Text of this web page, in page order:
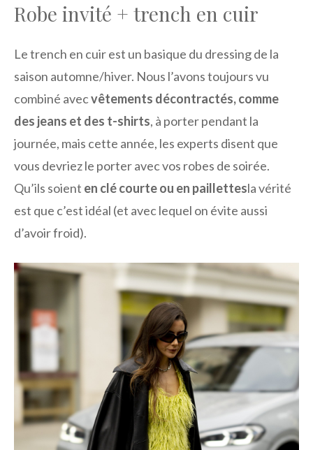
Robe invité + trench en cuir
Le trench en cuir est un basique du dressing de la
saison automne/hiver. Nous l’avons toujours vu
combiné avecvêtements décontractés, comme
des jeans et des t-shirts, à porter pendant la
journée, mais cette année, les experts disent que
vous devriez le porter avec vos robes de soirée.
Qu’ils soient en clé courte ou en paillettesla vérité
est que c’est idéal (et avec lequel on évite aussi
d’avoir froid).